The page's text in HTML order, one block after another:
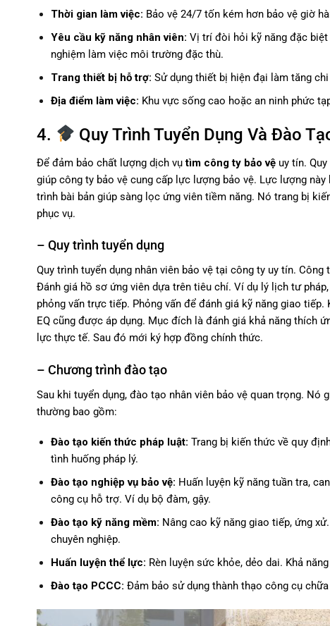
Thời gian làm việc: Bảo vệ 24/7 tốn kém hơn bảo vệ giờ
Yêu cầu kỹ năng nhân viên: Vị trí đòi hỏi kỹ năng đặc
nghiệm làm việc môi trường đặc thù.
Trang thiết bị hỗ trợ: Sử dụng thiết bị hiện đại làm tăng
Địa điểm làm việc: Khu vực sống cao hoặc an ninh phức
4. Quy Trình Tuyển Dụng Và Đào
Để đảm bảo chất lượng dịch vụtìm công ty bảo vệ uy tín.
giúp công ty bảo vệ cung cấp lực lượng bảo vệ. Lực lượng
trình bài bản giúp sàng lọc ứng viên tiềm năng. Nó trang bị
phục vụ.
– Quy trình tuyển dụng
Quy trình tuyển dụng nhân viên bảo vệ tại công ty uy tín.
Đánh giá hồ sơ ứng viên dựa trên tiêu chí. Ví dụ lý lịch tư
phỏng vấn trực tiếp. Phỏng vấn để đánh giá kỹ năng giao
EQ cũng được áp dụng. Mục đích là đánh giá khả năng thích
lực thực tế. Sau đó mới ký hợp đồng chính thức.
– Chương trình đào tạo
Sau khi tuyển dụng, đào tạo nhân viên bảo vệ quan trọng.
thường bao gồm:
Đào tạo kiến thức pháp luật: Trang bị kiến thức về quy
tình huống pháp lý.
Đào tạo nghiệp vụ bảo vệ: Huấn luyện kỹ năng tuần tra,
công cụ hỗ trợ. Ví dụ bộ đàm, gậy.
Đào tạo kỹ năng mềm: Nâng cao kỹ năng giao tiếp, ứng
chuyên nghiệp.
Huấn luyện thể lực: Rèn luyện sức khỏe, dẻo dai. Khả
Đào tạo PCCC: Đảm bảo sử dụng thành thạo công cụ